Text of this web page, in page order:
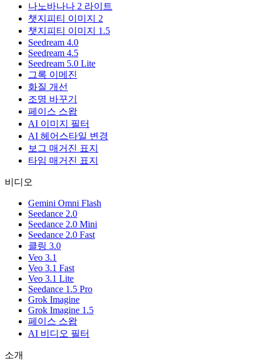
나노바나나 2 라이트
챗지피티 이미지 2
챗지피티 이미지 1.5
Seedream 4.0
Seedream 4.5
Seedream 5.0 Lite
그록 이메진
화질 개선
조명 바꾸기
페이스 스왑
AI 이미지 필터
AI 헤어스타일 변경
보그 매거진 표지
타임 매거진 표지
비디오
Gemini Omni Flash
Seedance 2.0
Seedance 2.0 Mini
Seedance 2.0 Fast
클링 3.0
Veo 3.1
Veo 3.1 Fast
Veo 3.1 Lite
Seedance 1.5 Pro
Grok Imagine
Grok Imagine 1.5
페이스 스왑
AI 비디오 필터
소개